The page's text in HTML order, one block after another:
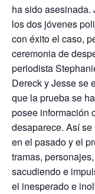
ha sido asesinada.
los dos jóvenes
con éxito el caso,
ceremonia de
periodista
Dereck y Jesse se
que la prueba se
posee información
desaparece. Así
en el pasado y el
tramas,
sacudiendo e
el inesperado e